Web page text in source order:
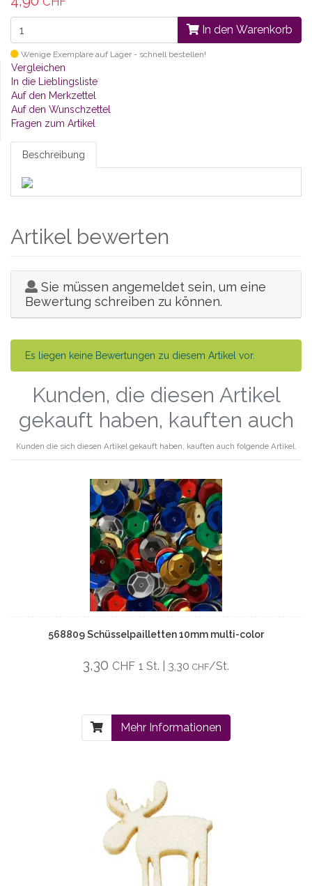
In den Warenkorb
Wenige Exemplare auf Lager - schnell bestellen!
Vergleichen
In die Lieblingsliste
Auf den Merkzettel
Auf den Wunschzettel
Fragen zum Artikel
Beschreibung
Artikel bewerten
Sie müssen angemeldet sein, um eine
Bewertung schreiben zu können.
Es liegen keine Bewertungen zu diesem Artikel vor.
Kunden, die diesen Artikel
gekauft haben, kauften auch
Kunden die sich diesen Artikel gekauft haben, kauften auch folgende Artikel.
568809 Schüsselpailletten 10mm multi-color
3,30 CHF 1 St. | 3,30 CHF/St.
Mehr Informationen